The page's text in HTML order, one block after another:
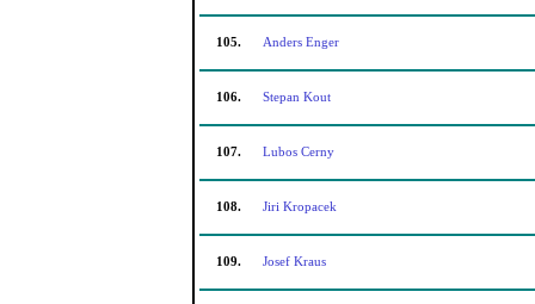
105. Anders Enger
106. Stepan Kout
107. Lubos Cerny
108. Jiri Kropacek
109. Josef Kraus